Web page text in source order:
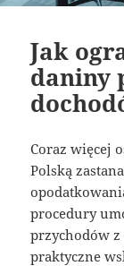
Jak
daniny
Coraz więcej
Polską
procedury
przychodów z
praktyczne